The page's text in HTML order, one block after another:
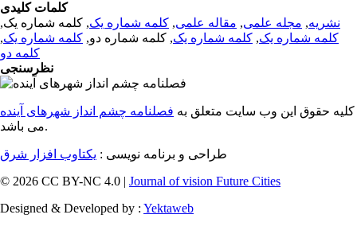
کلمات کلیدی
نشریه, مجله علمی, مقاله علمی, کلمه شماره یک, کلمه شماره یک,
کلمه شماره یک, کلمه شماره یک, کلمه شماره دو, کلمه شماره یک,
کلمه دو
نظرسنجی
کلیه حقوق این وب سایت متعلق به فصلنامه چشم انداز شهرهای آینده
می باشد.
طراحی و برنامه نویسی : یکتاوب افزار شرق
© 2026 CC BY-NC 4.0 | Journal of vision Future Cities
Designed & Developed by : Yektaweb